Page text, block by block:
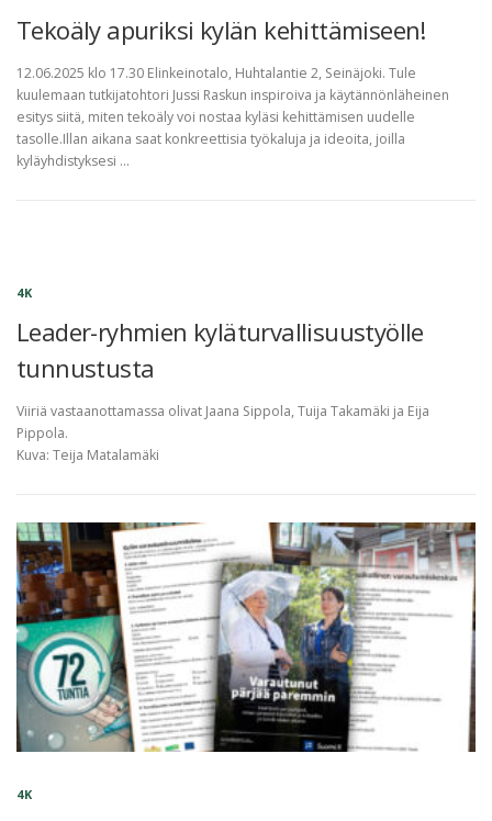
Tekoäly apuriksi kylän kehittämiseen!
12.06.2025 klo 17.30 Elinkeinotalo, Huhtalantie 2, Seinäjoki. Tule
kuulemaan tutkijatohtori Jussi Raskun inspiroiva ja käytännönläheinen
esitys siitä, miten tekoäly voi nostaa kyläsi kehittämisen uudelle
tasolle.Illan aikana saat konkreettisia työkaluja ja ideoita, joilla
kyläyhdistyksesi …
4K
Leader-ryhmien kyläturvallisuustyölle
tunnustusta
Viiriä vastaanottamassa olivat Jaana Sippola, Tuija Takamäki ja Eija
Pippola.
Kuva: Teija Matalamäki
4K